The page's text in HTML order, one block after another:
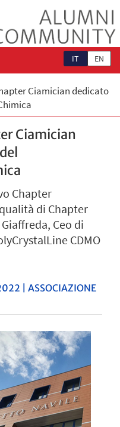
IT EN
Ciamician dedicato
Ciamician
Chapter
di Chapter
Ceo di
CDMO
| ASSOCIAZIONE